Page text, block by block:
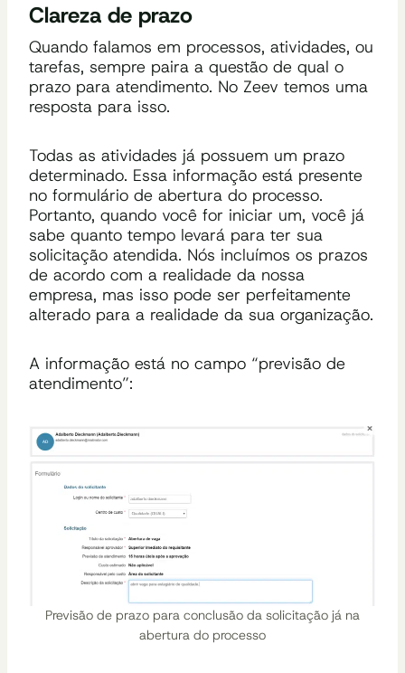
Clareza de prazo
Quando falamos em processos, atividades, ou
tarefas, sempre paira a questão de qual o
prazo para atendimento. No Zeev temos uma
resposta para isso.
Todas as atividades já possuem um prazo
determinado. Essa informação está presente
no formulário de abertura do processo.
Portanto, quando você for iniciar um, você já
sabe quanto tempo levará para ter sua
solicitação atendida. Nós incluímos os prazos
de acordo com a realidade da nossa
empresa, mas isso pode ser perfeitamente
alterado para a realidade da sua organização.
A informação está no campo “previsão de
atendimento”:
Previsão de prazo para conclusão da solicitação já na
abertura do processo